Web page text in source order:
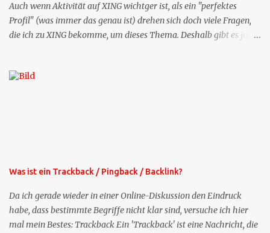
Auch wenn Aktivität auf XING wichtger ist, als ein "perfektes
Profil" (was immer das genau ist) drehen sich doch viele Fragen,
die ich zu XING bekomme, um dieses Thema. Deshalb gibt es jetzt
bekommen Sie kostenlos eine weitere Folge. Die Startsequenz ist 16
Was ist ein Trackback / Pingback / Backlink?
Da ich gerade wieder in einer Online-Diskussion den Eindruck
habe, dass bestimmte Begriffe nicht klar sind, versuche ich hier
mal mein Bestes: Trackback Ein 'Trackback' ist eine Nachricht, die